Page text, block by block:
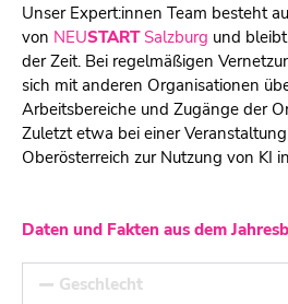
Unser Expert:innen Team besteht
von NEUSTARTSalzburg und
der Zeit. Bei regelmäßigen
sich mit anderen Organisationen
Arbeitsbereiche und Zugänge der
Zuletzt etwa bei einer
Oberösterreich zur Nutzung von KI
Daten und Fakten aus dem
Geschlecht